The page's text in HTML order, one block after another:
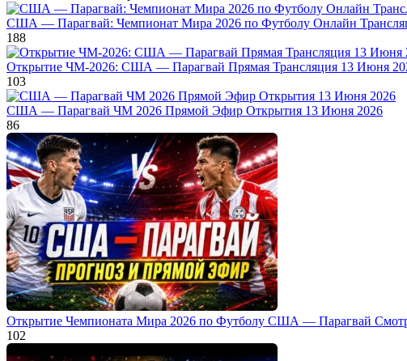
США — Парагвай: Чемпионат Мира 2026 по Футболу Онлайн
188
Открытие ЧМ-2026: США — Парагвай Прямая Трансляция 13 Июня
103
США — Парагвай ЧМ 2026 Прямой Эфир Открытия 13 Июня 2026
86
Открытие Чемпионата Мира 2026 по Футболу США — Парагвай
102